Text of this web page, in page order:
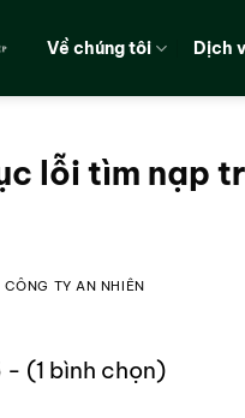
Về chúng tôi Dịch
lỗi tìm nạp
CÔNG TY AN NHIÊN
(1 bình chọn)